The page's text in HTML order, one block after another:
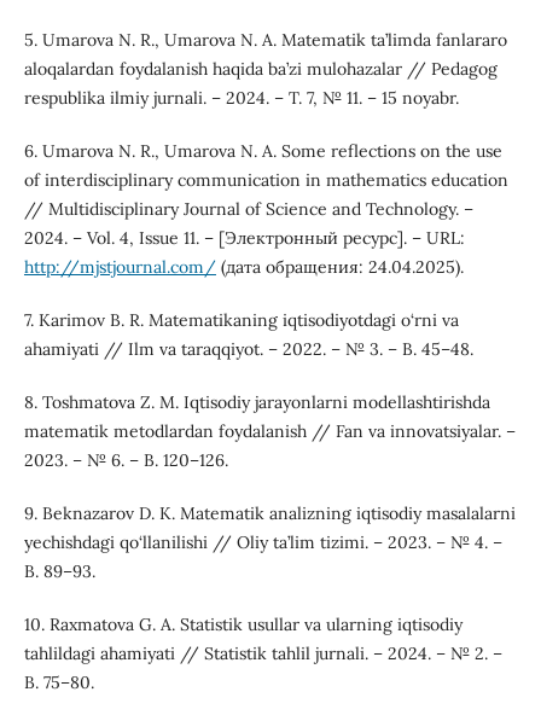
5. Umarova N. R., Umarova N. A. Matematik ta’limda fanlararo
aloqalardan foydalanish haqida ba’zi mulohazalar // Pedagog
respublika ilmiy jurnali. – 2024. – T. 7, № 11. – 15 noyabr.
6. Umarova N. R., Umarova N. A. Some reflections on the use
of interdisciplinary communication in mathematics education
// Multidisciplinary Journal of Science and Technology. –
2024. – Vol. 4, Issue 11. – [Электронный ресурс]. – URL:
http://mjstjournal.com/(дата обращения: 24.04.2025).
7. Karimov B. R. Matematikaning iqtisodiyotdagi o‘rni va
ahamiyati // Ilm va taraqqiyot. – 2022. – № 3. – B. 45–48.
8. Toshmatova Z. M. Iqtisodiy jarayonlarni modellashtirishda
matematik metodlardan foydalanish // Fan va innovatsiyalar. –
2023. – № 6. – B. 120–126.
9. Beknazarov D. K. Matematik analizning iqtisodiy masalalarni
yechishdagi qo‘llanilishi // Oliy ta’lim tizimi. – 2023. – № 4. –
B. 89–93.
10. Raxmatova G. A. Statistik usullar va ularning iqtisodiy
tahlildagi ahamiyati // Statistik tahlil jurnali. – 2024. – № 2. –
B. 75–80.